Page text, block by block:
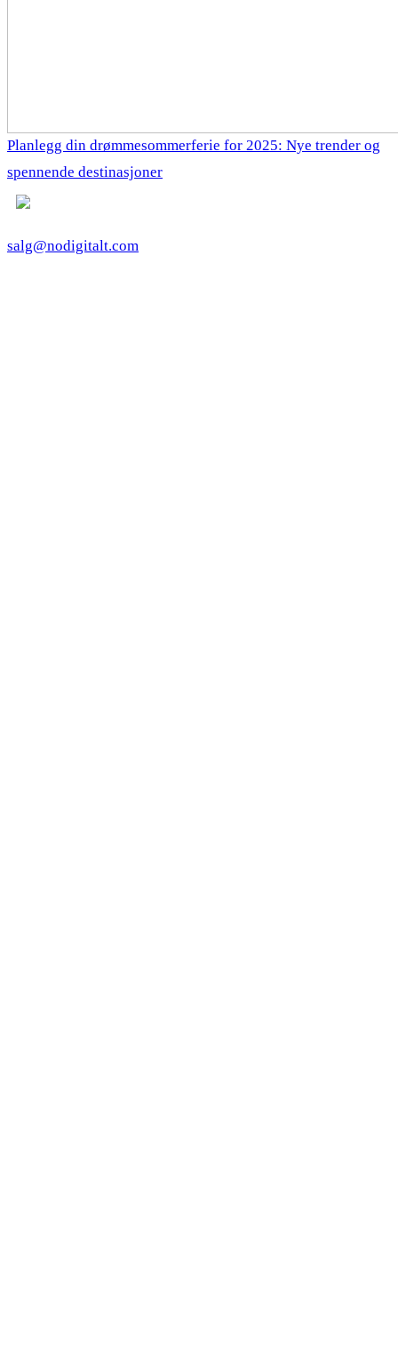
Planlegg din drømmesommerferie for 2025: Nye trender og
spennende destinasjoner
salg@nodigitalt.com